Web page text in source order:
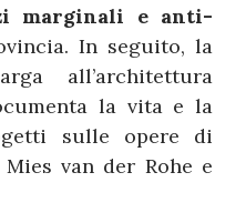
marginali e anti-
In seguito, la
all’architettura
la vita e la
sulle opere di
van der Rohe e